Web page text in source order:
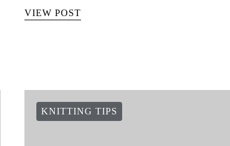
VIEW POST
KNITTING TIPS